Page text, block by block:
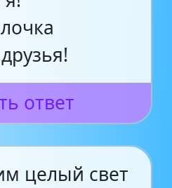
ответ
целый свет